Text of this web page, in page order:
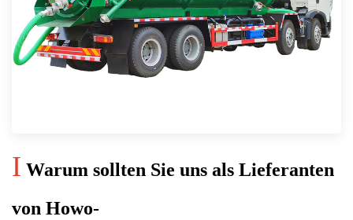
I Warum sollten Sie uns als Lieferanten
von Howo-